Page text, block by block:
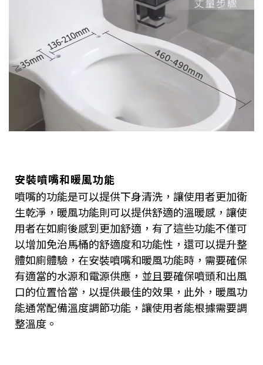
安裝噴嘴和暖風功能
噴嘴的功能是可以提供下身清洗，讓使用者更加衛
生乾淨，暖風功能則可以提供舒適的溫暖感，讓使
用者在如廁後感到更加舒適，有了這些功能不僅可
以增加免治馬桶的舒適度和功能性，還可以提升整
體如廁體驗，在安裝噴嘴和暖風功能時，需要確保
有適當的水源和電源供應，並且要確保噴頭和出風
口的位置恰當，以提供最佳的效果，此外，暖風功
能通常配備溫度調節功能，讓使用者能根據需要調
整溫度。